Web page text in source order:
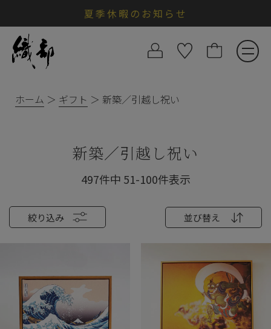
夏季休暇のお知らせ
ホーム ギフト 新築／引越し祝い
新築／引越し祝い
絞り込み 並び替え
497件中 51-100件表示